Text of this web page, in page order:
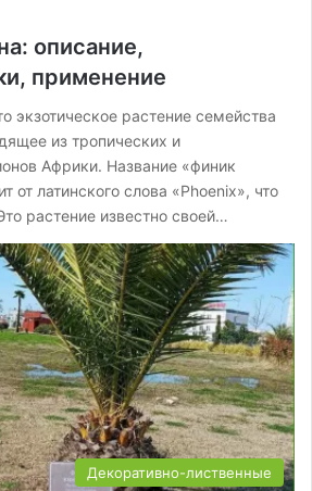
описание,
применение
экзотическое растение семейства
из тропических и
Африки. Название «финик
от латинского слова «Phoenix», что
растение известно своей…
Декоративно-лиственные